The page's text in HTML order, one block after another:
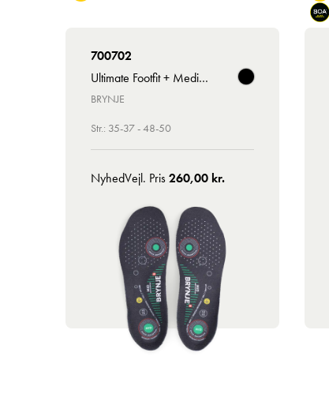
700702
Ultimate Footfit + Medium
BRYNJE
Str.: 35-37 - 48-50
NyhedVejl. Pris260,00 kr.